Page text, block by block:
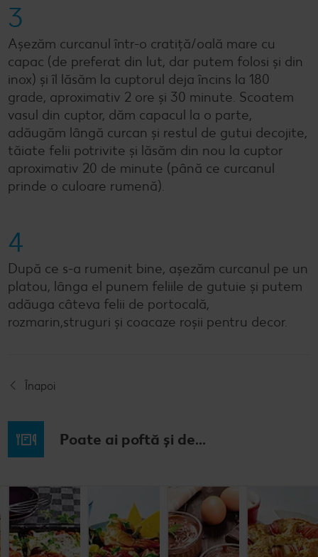
3
Așezăm curcanul într-o cratiță/oală mare cu
capac (de preferat din lut, dar putem folosi și din
inox) și îl lăsăm la cuptorul deja încins la 180
grade, aproximativ 2 ore și 30 minute. Scoatem
vasul din cuptor, dăm capacul la o parte,
adăugăm lângă curcan și restul de gutui decojite,
tăiate felii potrivite și lăsăm din nou la cuptor
aproximativ 20 de minute (până ce curcanul
prinde o culoare rumenă).
4
După ce s-a rumenit bine, așezăm curcanul pe un
platou, lânga el punem feliile de gutuie și putem
adăuga câteva felii de portocală,
rozmarin,struguri și coacaze roșii pentru decor.
Înapoi
Poate ai poftă și de...
Budincă
italiană de
orez cu salată
de fructe
Clătite cu
legume și
mozzarella
Tocană
italienească
de pește
Cremă la